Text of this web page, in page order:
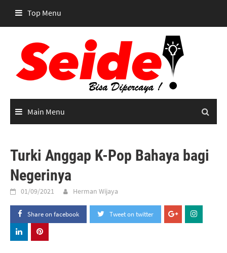
content
Top Menu
Main Menu
Turki Anggap K-Pop Bahaya bagi
Negerinya
01/09/2021 Herman Wijaya
Share on facebook Tweet on twitter